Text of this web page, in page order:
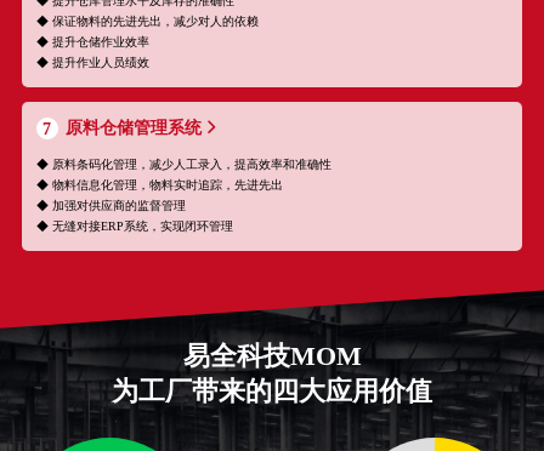
◆ 保证物料的先进先出，减少对人的依赖
◆ 提升仓储作业效率
◆ 提升作业人员绩效
7 原料仓储管理系统
◆ 原料条码化管理，减少人工录入，提高效率和准确性
◆ 物料信息化管理，物料实时追踪，先进先出
◆ 加强对供应商的监督管理
◆ 无缝对接ERP系统，实现闭环管理
易全科技MOM
为工厂带来的四大应用价值